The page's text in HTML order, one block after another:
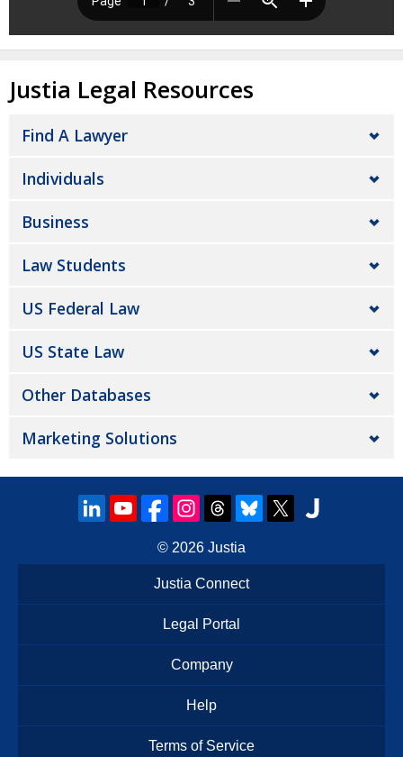
Justia Legal Resources
Find A Lawyer
Individuals
Business
Law Students
US Federal Law
US State Law
Other Databases
Marketing Solutions
© 2026 Justia
Justia Connect
Legal Portal
Company
Help
Terms of Service